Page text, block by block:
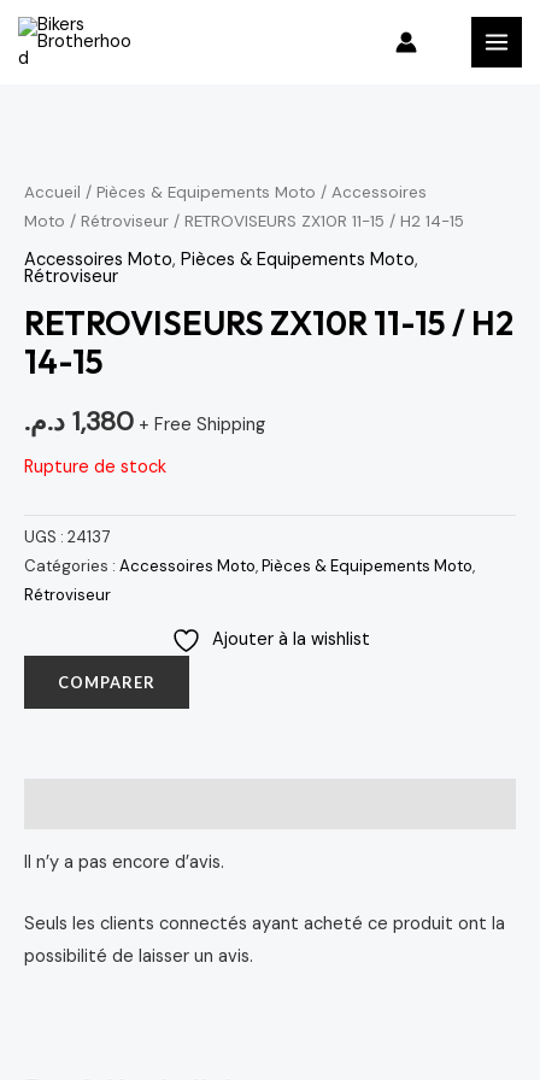
Aller
Accueil / Pièces & Equipements Moto / Accessoires
Moto / Rétroviseur / RETROVISEURS ZX10R 11-15 / H2 14-15
Accessoires Moto, Pièces & Equipements Moto,
Rétroviseur
RETROVISEURS ZX10R 11-15 / H2
14-15
1,380 د.م.
+ Free Shipping
Rupture de stock
UGS : 24137
Catégories : Accessoires Moto,Pièces & Equipements Moto,
Rétroviseur
Ajouter à la wishlist
COMPARER
Il n’y a pas encore d’avis.
Seuls les clients connectés ayant acheté ce produit ont la
possibilité de laisser un avis.